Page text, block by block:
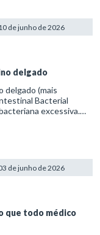
de junho de 2026
delgado
(mais
Bacterial
excessiva.
de junho de 2026
que todo médico